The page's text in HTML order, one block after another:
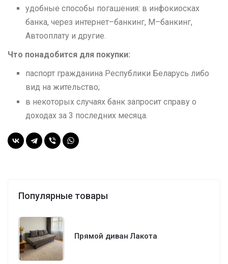
удобные способы погашения: в инфокиосках
банка, через интернет–банкинг, М–банкинг,
Автооплату и другие.
Что понадобится для покупки:
паспорт гражданина Республики Беларусь либо
вид на жительство;
в некоторых случаях банк запросит справу о
доходах за 3 последних месяца.
Популярные товары
Прямой диван Лакота